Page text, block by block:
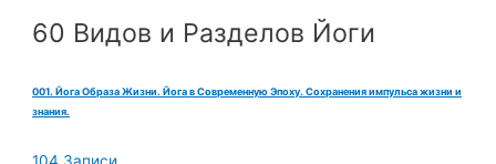
60 Видов и Разделов Йоги
001. Йога Образа Жизни. Йога в Современную Эпоху. Сохранения импульса жизни и
знания.
104 Записи